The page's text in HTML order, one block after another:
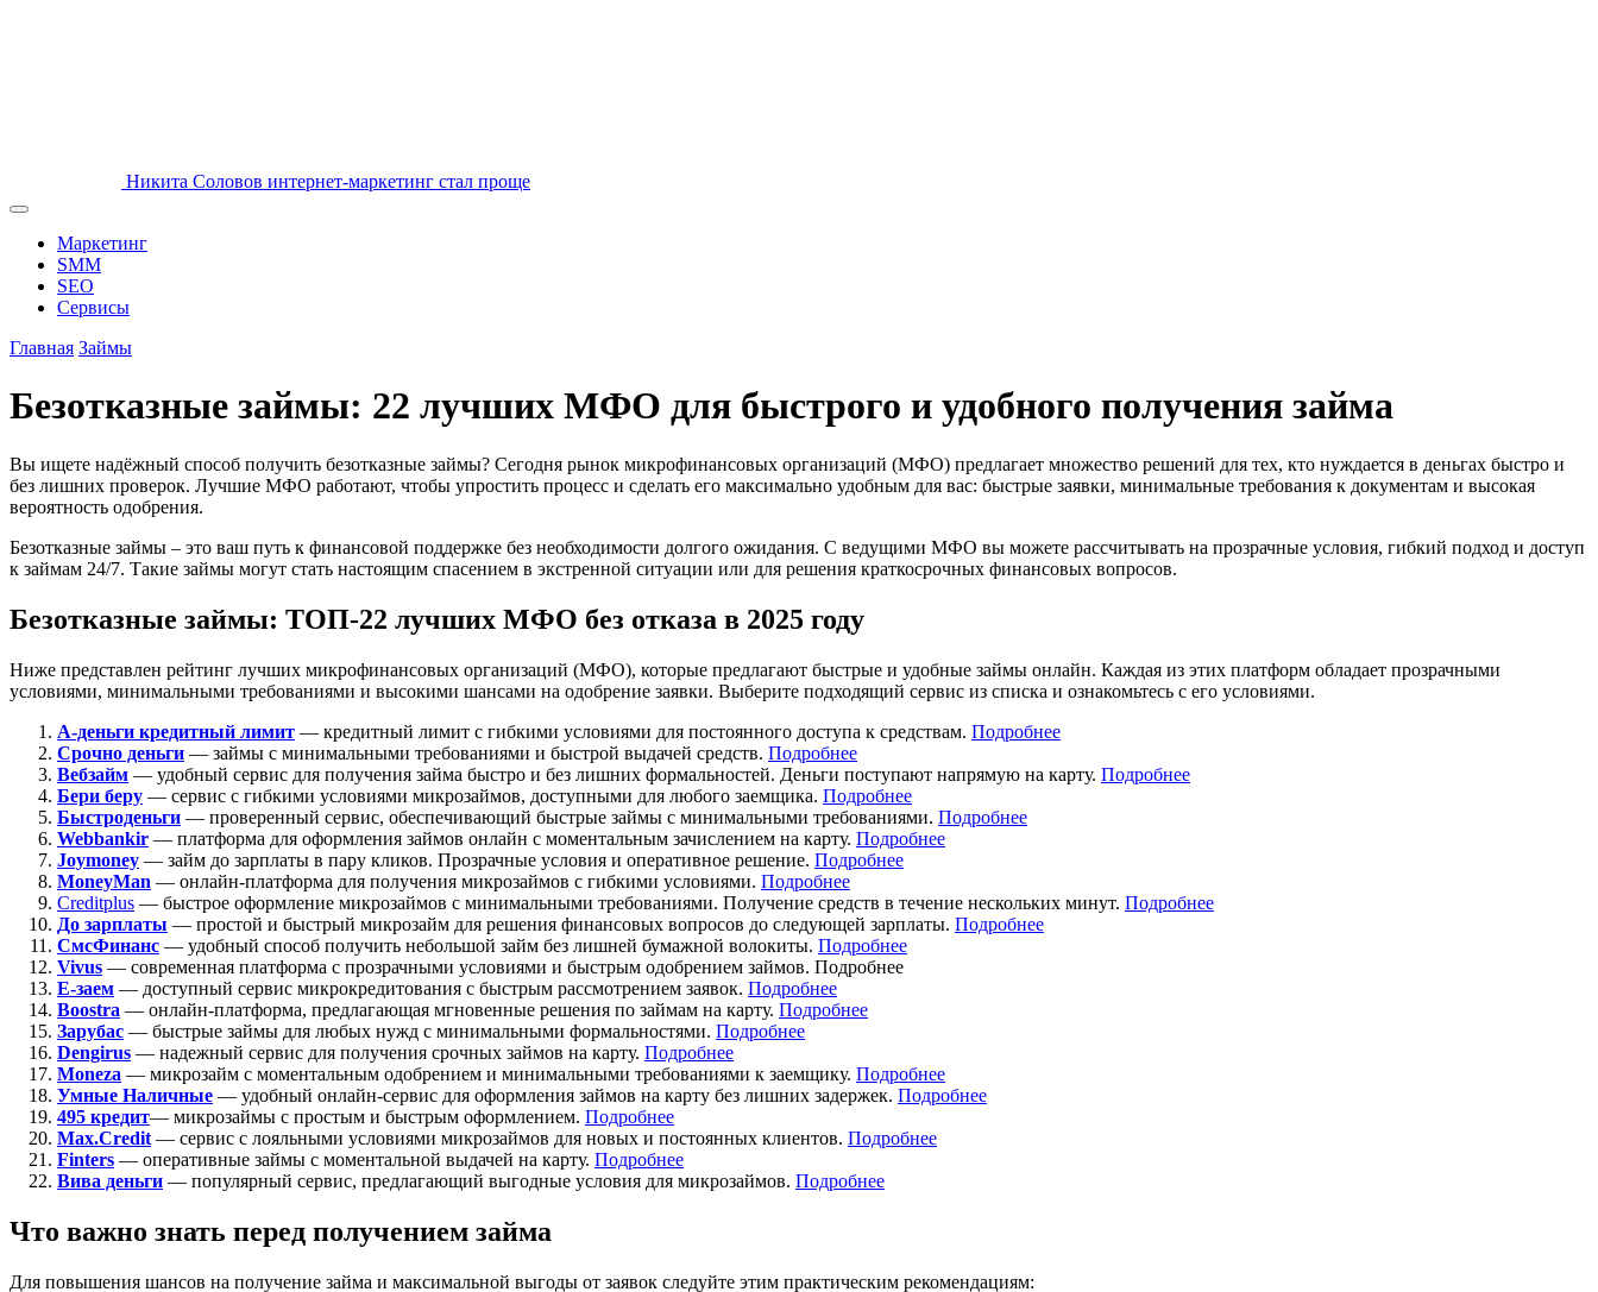
Никита Соловов интернет-маркетинг стал проще
Маркетинг
SMM
SEO
Сервисы
Главная Займы
Безотказные займы: 22 лучших МФО для быстрого и удобного получения займа
Вы ищете надёжный способ получить безотказные займы? Сегодня рынок микрофинансовых организаций (МФО) предлагает множество решений для тех, кто нуждается в деньгах быстро и
без лишних проверок. Лучшие МФО работают, чтобы упростить процесс и сделать его максимально удобным для вас: быстрые заявки, минимальные требования к документам и высокая
вероятность одобрения.
Безотказные займы – это ваш путь к финансовой поддержке без необходимости долгого ожидания. С ведущими МФО вы можете рассчитывать на прозрачные условия, гибкий подход и доступ
к займам 24/7. Такие займы могут стать настоящим спасением в экстренной ситуации или для решения краткосрочных финансовых вопросов.
Безотказные займы: ТОП-22 лучших МФО без отказа в 2025 году
Ниже представлен рейтинг лучших микрофинансовых организаций (МФО), которые предлагают быстрые и удобные займы онлайн. Каждая из этих платформ обладает прозрачными
условиями, минимальными требованиями и высокими шансами на одобрение заявки. Выберите подходящий сервис из списка и ознакомьтесь с его условиями.
А-деньги кредитный лимит — кредитный лимит с гибкими условиями для постоянного доступа к средствам. Подробнее
Срочно деньги — займы с минимальными требованиями и быстрой выдачей средств. Подробнее
Вебзайм — удобный сервис для получения займа быстро и без лишних формальностей. Деньги поступают напрямую на карту. Подробнее
Бери беру — сервис с гибкими условиями микрозаймов, доступными для любого заемщика. Подробнее
Быстроденьги — проверенный сервис, обеспечивающий быстрые займы с минимальными требованиями. Подробнее
Webbankir — платформа для оформления займов онлайн с моментальным зачислением на карту. Подробнее
Joymoney — займ до зарплаты в пару кликов. Прозрачные условия и оперативное решение. Подробнее
MoneyMan — онлайн-платформа для получения микрозаймов с гибкими условиями. Подробнее
Creditplus — быстрое оформление микрозаймов с минимальными требованиями. Получение средств в течение нескольких минут. Подробнее
До зарплаты — простой и быстрый микрозайм для решения финансовых вопросов до следующей зарплаты. Подробнее
СмсФинанс — удобный способ получить небольшой займ без лишней бумажной волокиты. Подробнее
Vivus — современная платформа с прозрачными условиями и быстрым одобрением займов. Подробнее
Е-заем — доступный сервис микрокредитования с быстрым рассмотрением заявок. Подробнее
Boostra — онлайн-платформа, предлагающая мгновенные решения по займам на карту. Подробнее
Зарубас — быстрые займы для любых нужд с минимальными формальностями. Подробнее
Dengirus — надежный сервис для получения срочных займов на карту. Подробнее
Moneza — микрозайм с моментальным одобрением и минимальными требованиями к заемщику. Подробнее
Умные Наличные — удобный онлайн-сервис для оформления займов на карту без лишних задержек. Подробнее
495 кредит— микрозаймы с простым и быстрым оформлением. Подробнее
Max.Credit — сервис с лояльными условиями микрозаймов для новых и постоянных клиентов. Подробнее
Finters — оперативные займы с моментальной выдачей на карту. Подробнее
Вива деньги — популярный сервис, предлагающий выгодные условия для микрозаймов. Подробнее
Что важно знать перед получением займа
Для повышения шансов на получение займа и максимальной выгоды от заявок следуйте этим практическим рекомендациям: